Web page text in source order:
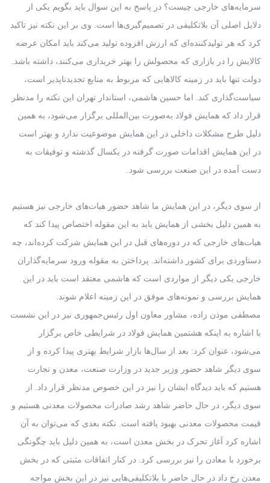
سرمایه‌های خارجی چیست؟ در پاسخ به این سوال باید بگویم یکی از
دلایل اصلی آن بلاتکلیفی در تصمیم‌گیری‌ها است. وی بر این نکته نیز تاکید
کرد که هر تولیدکننده‌ای که ارزش افزوده تولید می‌کند باید امکان عرضه
کالایش را در بازاری که محصولش را بهتر خریداری می‌کنند، داشته باشد.
دولت تنها باید در زمینه کالاهایی که مربوط به منابع تجدیدناپذیر است،
سیاست‌گذاری کند. اما حسین هاشمی، استاندار تهران این نکته را مدنظر
قرار داد که همایش فولاد به‌صورت بین‌المللی برگزار می‌شود، به همین
دلیل طرح مشکلات داخلی در این همایش موضوعیت ندارد و بهتر است
در این همایش اقدامات صورت گرفته در یکسال گذشته و توفیقات به
دست آمده در این صنعت بررسی شود.
از سوی دیگر، در این همایش ما شاهد حضور هیات‌های خارجی نیز هستیم
به همین دلیل بخشی از همایش باید به این مقوله اختصاص پیدا کند که
هیات‌های خارجی که در دوره‌های قبل در این همایش شرکت کرده‌اند، چه
دستاوردی برای کشور داشته‌اند. پرداختن به مقوله ورود سرمایه‌گذاران
خارجی یکی دیگر از مواردی است که هاشمی معتقد است باید در این
همایش بررسی و نمونه‌های موفق در این زمینه اعلام شوند.
مصطفی موذن زاده، مشاور معاون اول رئیس‌جمهوری نیز در این نشست
با اشاره به اینکه هشتمین همایش فولاد در شرایطی خاص برگزار
می‌شود، عنوان کرد: بعد از سال‌ها بازار شرایط بهتری پیدا کرده و از
سوی دیگر شاهد حضور وزیر جدید در وزارت صنعت، معدن و تجارت
هستیم که باید دیدگاه ایشان را نیز در این خصوص مدنظر قرار داد. از
سوی دیگر، در حال حاضر شاهد رشد صادرات محصولات معدنی هستیم و
قیمت محصولات معدنی بهبود یافته است. نکته بعدی که می‌توان به آن
اشاره کرد آغاز تحرک در بخش معدن است، به همین دلیل باید چگونگی
برخورد با معادن را نیز بررسی کرد. در کنار اتفاقات مثبتی که در بخش
معدن رخ داد در حال حاضر با بلاتکلیفی‌هایی نیز در این بخش مواجه